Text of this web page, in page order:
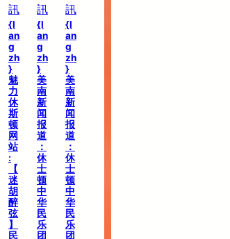
訊
{l
an
g
zh
}
魅
力
休
斯
顿
网
站
:
【
迷
胡
醉
弦
】
民
訊
{l
an
g
zh
}
美
南
新
闻
报
道
：
休
士
顿
中
华
民
乐
团
訊
{l
an
g
zh
}
美
南
新
闻
报
道
：
休
士
顿
中
华
民
乐
团